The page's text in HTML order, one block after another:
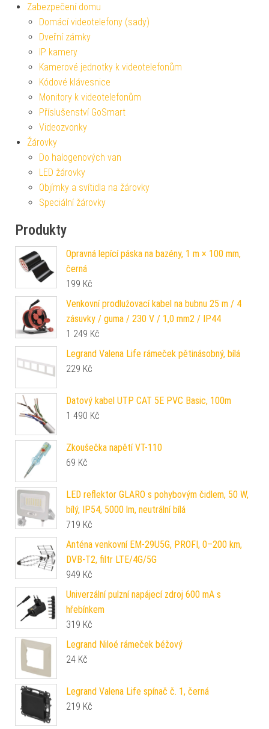
Zabezpečení domu
Domácí videotelefony (sady)
Dveřní zámky
IP kamery
Kamerové jednotky k videotelefonům
Kódové klávesnice
Monitory k videotelefonům
Příslušenství GoSmart
Videozvonky
Žárovky
Do halogenových van
LED žárovky
Objímky a svítidla na žárovky
Speciální žárovky
Produkty
Opravná lepící páska na bazény, 1 m × 100 mm,
černá
199 Kč
Venkovní prodlužovací kabel na bubnu 25 m / 4
zásuvky / guma / 230 V / 1,0 mm2 / IP44
1 249 Kč
Legrand Valena Life rámeček pětinásobný, bílá
229 Kč
Datový kabel UTP CAT 5E PVC Basic, 100m
1 490 Kč
Zkoušečka napětí VT-110
69 Kč
LED reflektor GLARO s pohybovým čidlem, 50 W,
bílý, IP54, 5000 lm, neutrální bílá
719 Kč
Anténa venkovní EM-29U5G, PROFI, 0–200 km,
DVB-T2, filtr LTE/4G/5G
949 Kč
Univerzální pulzní napájecí zdroj 600 mA s
hřebínkem
319 Kč
Legrand Niloé rámeček béžový
24 Kč
Legrand Valena Life spínač č. 1, černá
219 Kč